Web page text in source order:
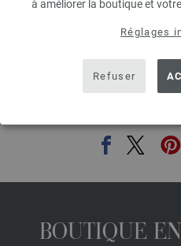
à améliorer la boutique et
Réglages
Refuser
BOUTIQUE